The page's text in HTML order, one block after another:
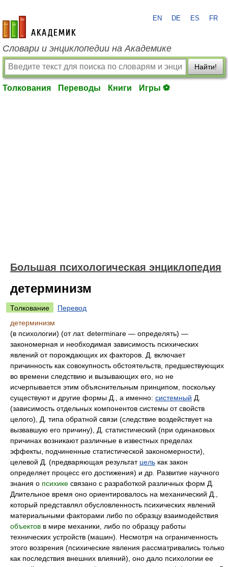
academic.ru
EN DE ES FR
Словари и энциклопедии на Академике
Найти!
Толкования Переводы Книги Игры ⚽
Большая психологическая энциклопедия
детерминизм
Толкование
Перевод
детерминизм
(в психологии) (от лат. determinare — определять) —
закономерная и необходимая зависимость психических
явлений от порождающих их факторов. Д. включает
причинность как совокупность обстоятельств, предшествующих
во времени следствию и вызывающих его, но не
исчерпывается этим объяснительным принципом, поскольку
существуют и другие формы Д., а именно: системный Д.
(зависимость отдельных компонентов системы от свойств
целого), Д. типа обратной связи (следствие воздействует на
вызвавшую его причину), Д. статистический (при одинаковых
причинах возникают различные в известных пределах
эффекты, подчиненные статистической закономерности),
целевой Д. (предваряющая результат цель как закон
определяет процесс его достижения) и др. Развитие научного
знания о психике связано с разработкой различных форм Д.
Длительное время оно ориентировалось на механический Д.,
который представлял обусловленность психических явлений
материальными факторами либо по образцу взаимодействия
объектов в мире механики, либо по образцу работы
технических устройств (машин). Несмотря на ограниченность
этого воззрения (психические явления рассматривались только
как последствия внешних влияний), оно дало психологии ее